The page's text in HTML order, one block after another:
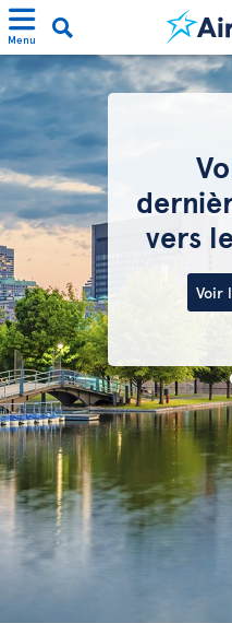
Menu
vers
Voir